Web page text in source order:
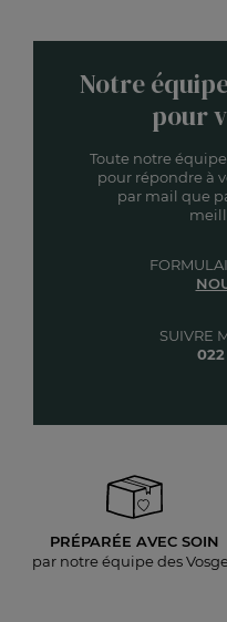
Notre
pour
Toute notre
pour répondre à
par mail que
SUIVRE
022
PRÉPARÉE AVEC SOIN
par notre équipe des